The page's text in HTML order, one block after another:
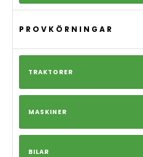
PROVKÖRNINGAR
TRAKTORER
MASKINER
BILAR